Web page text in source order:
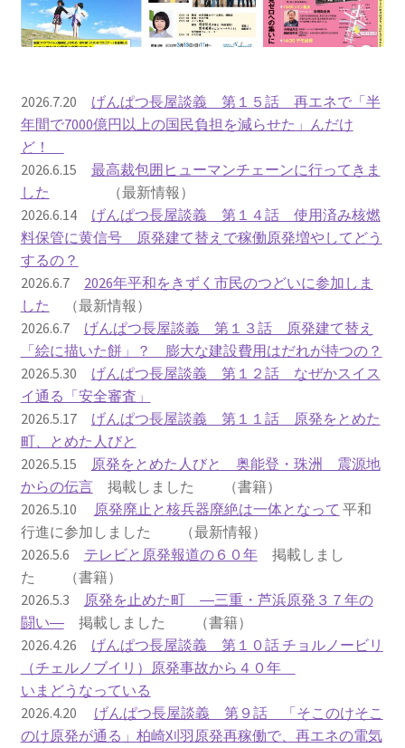
2016.1.31 日本と原発上映会＆講演会
き 集会
2017.3.12 第6回原発ゼロへのカウントダウンinかわさ
き 集会
2018.3.11 第７回原発ゼロへのカウントダウンinかわ
さき集会
2019.3.10 第8回 原発ゼロへのカウントダウンinかわ
さき 集会
2023.3.12 第12回原発ゼロへのカウントダウンinかわ
さき集会
2023.6.25（日）映画「原発をとめた裁判長 そして
原発をとめる農家たち」上映会を開催
2023.10.8 原発ゼロへのカウントダウンinかわさき
講演会開催
2024.3.10第13回原発ゼロへのカウントダウンinかわさ
き集会
2024.10.13 映画「決断」上映と講演会を開催
2025.3.23第14回原発ゼロへのカウントダウンinかわさ
き集会開催
2026.7.20 げんぱつ長屋談義 第１５話 再エネで「半
年間で7000億円以上の国民負担を減らせた」んだけ
ど！
2026.6.15 最高裁包囲ヒューマンチェーンに行ってきま
した （最新情報）
2026.6.14 げんぱつ長屋談義 第１４話 使用済み核燃
料保管に黄信号 原発建て替えで稼働原発増やしてどう
するの？
2026.6.7 2026年平和をきずく市民のつどいに参加しま
した （最新情報）
2026.6.7 げんぱつ長屋談義 第１３話 原発建て替え
「絵に描いた餅」？ 膨大な建設費用はだれが持つの？
2026.5.30 げんぱつ長屋談義 第１２話 なぜかスイス
イ通る「安全審査」
2026.5.17 げんぱつ長屋談義 第１１話 原発をとめた
町、とめた人びと
2026.5.15 原発をとめた人びと 奥能登・珠洲 震源地
からの伝言掲載しました （書籍）
2026.5.10 原発廃止と核兵器廃絶は一体となって 平和
行進に参加しました （最新情報）
2026.5.6 テレビと原発報道の６０年掲載しまし
た （書籍）
2026.5.3 原発を止めた町 ―三重・芦浜原発３７年の
闘い―掲載しました （書籍）
2026.4.26 げんぱつ長屋談義 第１０話 チョルノービリ
（チェルノブイリ）原発事故から４０年
いまどうなっている
2026.4.20 げんぱつ長屋談義 第９話 「そこのけそこ
のけ原発が通る」柏崎刈羽原発再稼働で、再エネの電気